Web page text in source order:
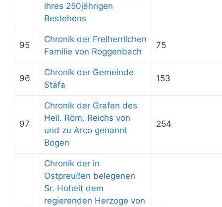
ihres 250jährigen
Bestehens
95
Chronik der Freiherrlichen
Familie von Roggenbach
75
96
Chronik der Gemeinde
Stäfa
153
97
Chronik der Grafen des
Heil. Röm. Reichs von
und zu Arco genannt
Bogen
254
Chronik der in
Ostpreußen belegenen
Sr. Hoheit dem
regierenden Herzoge von